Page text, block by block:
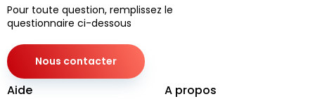
Pour toute question, remplissez le
questionnaire ci-dessous
Nous contacter
Aide A propos